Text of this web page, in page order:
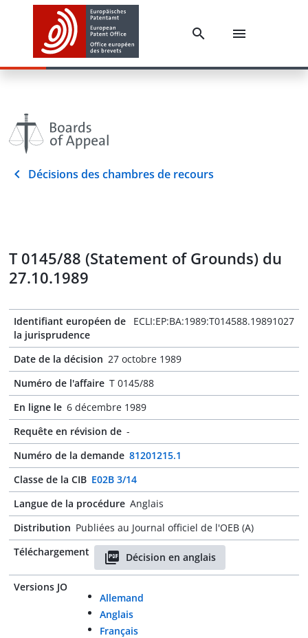
Décisions des chambres de recours
T 0145/88 (Statement of Grounds) du
27.10.1989
Identifiant européen de
la jurisprudence
ECLI:EP:BA:1989:T014588.19891027
Date de la décision 27 octobre 1989
Numéro de l'affaire T 0145/88
En ligne le 6 décembre 1989
Requête en révision de -
Numéro de la demande 81201215.1
Classe de la CIB E02B 3/14
Langue de la procédure Anglais
Distribution Publiées au Journal officiel de l'OEB (A)
Téléchargement
Décision en anglais
Versions JO
Allemand
Anglais
Français